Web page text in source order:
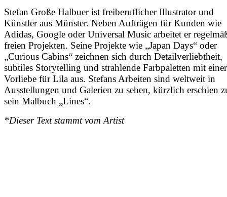
Stefan Große Halbuer ist freiberuflicher Illustrator und
Künstler aus Münster. Neben Aufträgen für Kunden wie
Adidas, Google oder Universal Music arbeitet er
freien Projekten. Seine Projekte wie „Japan Days“ oder
„Curious Cabins“ zeichnen sich durch Detailverliebtheit,
subtiles Storytelling und strahlende Farbpaletten mit einer
Vorliebe für Lila aus. Stefans Arbeiten sind weltweit in
Ausstellungen und Galerien zu sehen, kürzlich erschien
sein Malbuch „Lines“.
*Dieser Text stammt vom Artist